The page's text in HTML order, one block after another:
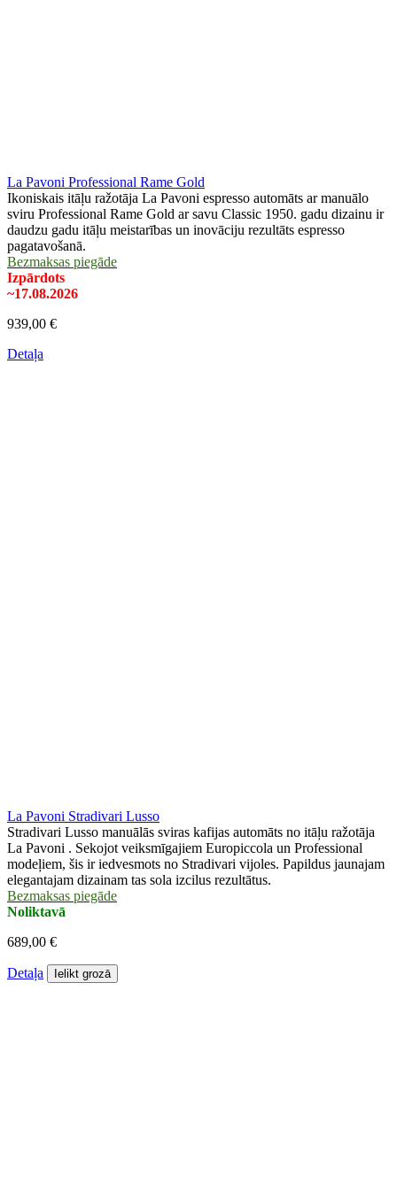
La Pavoni Professional Rame Gold
Ikoniskais itāļu ražotāja La Pavoni espresso automāts ar manuālo
sviru Professional Rame Gold ar savu Classic 1950. gadu dizainu ir
daudzu gadu itāļu meistarības un inovāciju rezultāts espresso
pagatavošanā.
Bezmaksas piegāde
Izpārdots
~17.08.2026
939,00 €
Detaļa
La Pavoni Stradivari Lusso
Stradivari Lusso manuālās sviras kafijas automāts no itāļu ražotāja
La Pavoni . Sekojot veiksmīgajiem Europiccola un Professional
modeļiem, šis ir iedvesmots no Stradivari vijoles. Papildus jaunajam
elegantajam dizainam tas sola izcilus rezultātus.
Bezmaksas piegāde
Noliktavā
689,00 €
Detaļa Ielikt grozā